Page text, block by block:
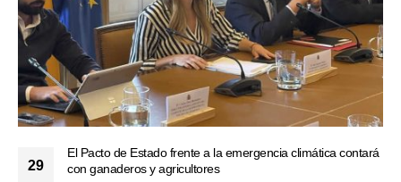
29
El Pacto de Estado frente a la emergencia climática contará
con ganaderos y agricultores